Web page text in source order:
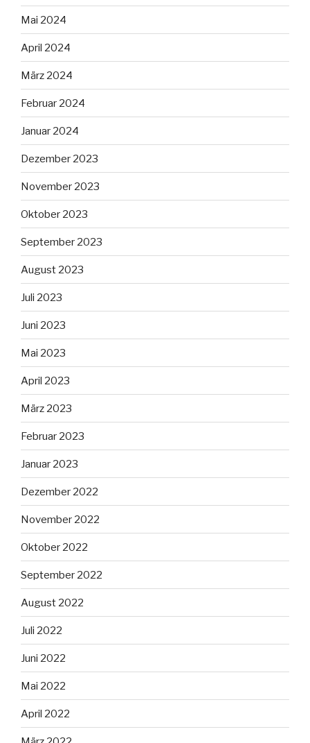
Mai 2024
April 2024
März 2024
Februar 2024
Januar 2024
Dezember 2023
November 2023
Oktober 2023
September 2023
August 2023
Juli 2023
Juni 2023
Mai 2023
April 2023
März 2023
Februar 2023
Januar 2023
Dezember 2022
November 2022
Oktober 2022
September 2022
August 2022
Juli 2022
Juni 2022
Mai 2022
April 2022